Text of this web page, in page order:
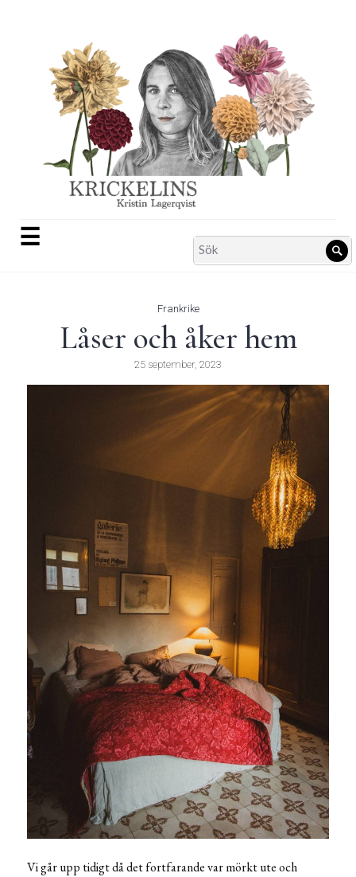
☰
Search
for:
Frankrike
Låser och åker hem
25 september, 2023
Vi går upp tidigt då det fortfarande var mörkt ute och